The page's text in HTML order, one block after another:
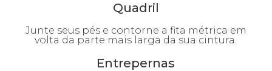
Quadril
Junte seus pés e contorne a fita métrica em
volta da parte mais larga da sua cintura.
Entrepernas